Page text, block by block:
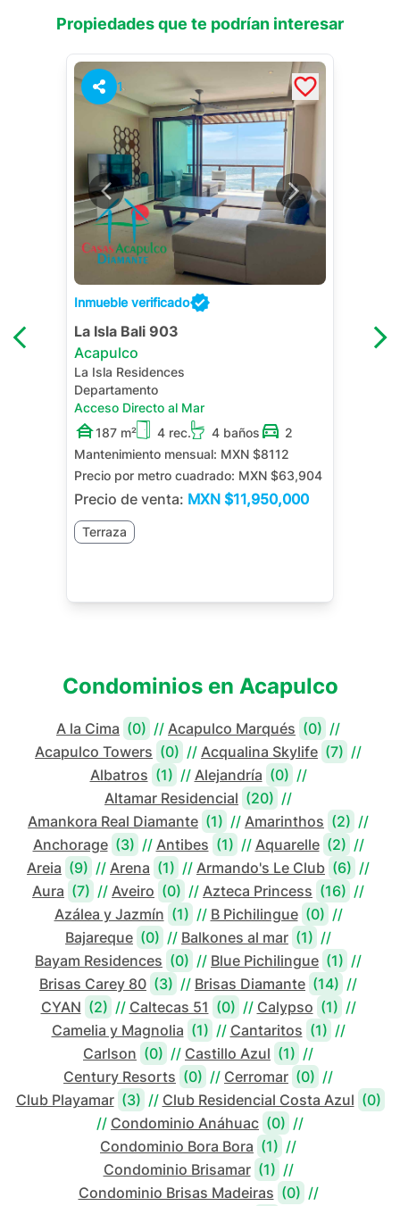
Propiedades que te podrían interesar
1
Inmueble verificado
La Isla Bali 903
Acapulco
La Isla Residences
Departamento
Acceso Directo al Mar
187 m²
4 rec. 4 baños
2
Mantenimiento mensual: MXN $8112
Precio por metro cuadrado: MXN $63,904
Precio de venta: MXN $11,950,000
Terraza
Condominios en Acapulco
A la Cima (0) // Acapulco Marqués (0) //
Acapulco Towers (0) // Acqualina Skylife (7) //
Albatros (1) // Alejandría (0) //
Altamar Residencial (20) //
Amankora Real Diamante (1) // Amarinthos (2) //
Anchorage (3) // Antibes (1) // Aquarelle (2) //
Areia (9) // Arena (1) // Armando's Le Club (6) //
Aura (7) // Aveiro (0) // Azteca Princess (16) //
Azálea y Jazmín (1) // B Pichilingue (0) //
Bajareque (0) // Balkones al mar (1) //
Bayam Residences (0) // Blue Pichilingue (1) //
Brisas Carey 80 (3) // Brisas Diamante (14) //
CYAN (2) // Caltecas 51 (0) // Calypso (1) //
Camelia y Magnolia (1) // Cantaritos (1) //
Carlson (0) // Castillo Azul (1) //
Century Resorts (0) // Cerromar (0) //
Club Playamar (3) // Club Residencial Costa Azul (0)
// Condominio Anáhuac (0) //
Condominio Bora Bora (1) //
Condominio Brisamar (1) //
Condominio Brisas Madeiras (0) //